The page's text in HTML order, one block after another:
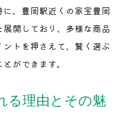
価と利用者の声
の買取サービスの魅力
由を徹底解剖
が支持する理由とは
ら見る家宝豊岡店の信
、豊岡駅近くの家宝豊岡
開しており、多様な商品
トを押さえて、賢く選ぶ
ができます。
る理由とその魅